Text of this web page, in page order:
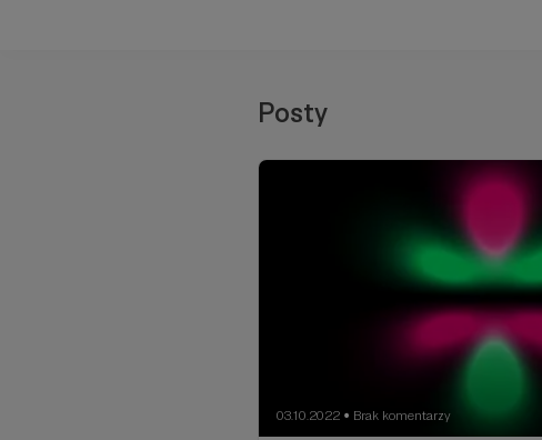
Posty
03.10.2022 ● Brak komentarzy